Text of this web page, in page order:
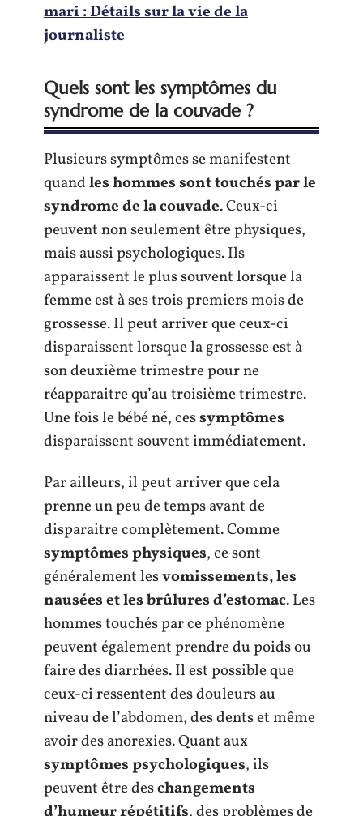
mari : Détails sur la vie de la
journaliste
Quels sont les symptômes du
syndrome de la couvade ?
Plusieurs symptômes se manifestent
quandles hommes sont touchés par le
syndrome de la couvade. Ceux-ci
peuvent non seulement être physiques,
mais aussi psychologiques. Ils
apparaissent le plus souvent lorsque la
femme est à ses trois premiers mois de
grossesse. Il peut arriver que ceux-ci
disparaissent lorsque la grossesse est à
son deuxième trimestre pour ne
réapparaitre qu’au troisième trimestre.
Une fois le bébé né, cessymptômes
disparaissent souvent immédiatement.
Par ailleurs, il peut arriver que cela
prenne un peu de temps avant de
disparaitre complètement. Comme
symptômes physiques, ce sont
généralement lesvomissements, les
nausées et les brûlures d’estomac. Les
hommes touchés par ce phénomène
peuvent également prendre du poids ou
faire des diarrhées. Il est possible que
ceux-ci ressentent des douleurs au
niveau de l’abdomen, des dents et même
avoir des anorexies. Quant aux
symptômes psychologiques, ils
peuvent être deschangements